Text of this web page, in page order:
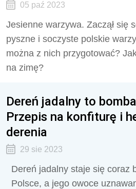
05 paź 2023
Jesienne warzywa. Zaczął się
pyszne i soczyste polskie
można z nich przygotować?
na zimę?
Dereń jadalny to
Przepis na konfiturę i
derenia
29 sie 2023
Dereń jadalny staje się coraz
Polsce, a jego owoce